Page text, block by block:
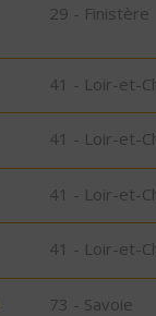
29 - Finistère
41 - Loir-et-
41 - Loir-et-
41 - Loir-et-
41 - Loir-et-
73 - Savoie